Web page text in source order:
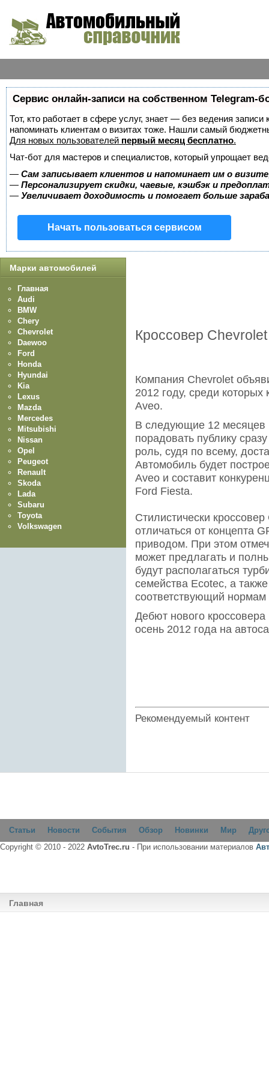
Сервис онлайн-записи на собственном Telegram-
Тот, кто работает в сфере услуг, знает — без ведения
напоминать клиентам о визитах тоже. Нашли самый
Для новых пользователей первый месяц бесплатно.
Чат-бот для мастеров и специалистов, который упрощает
— Сам записывает клиентов и напоминает им о
— Персонализирует скидки, чаевые, кэшбэк и
— Увеличивает доходимость и помогает больше
Начать пользоваться сервисом
Кроссовер
Компания Chevrolet
2012 году, среди которых
Aveo.
В следующие 12 месяцев
порадовать публику
роль, судя по всему,
Автомобиль будет
Aveo и составит
Ford Fiesta.
Стилистически
отличаться от концепта
приводом. При этом
может предлагать и
будут располагаться
семейства Ecotec, а
соответствующий
Дебют нового
осень 2012 года на
Рекомендуемый контент
Марки автомобилей
Главная
Audi
BMW
Chery
Chevrolet
Daewoo
Ford
Honda
Hyundai
Kia
Lexus
Mazda
Mercedes
Mitsubishi
Nissan
Opel
Peugeot
Renault
Skoda
Lada
Subaru
Toyota
Volkswagen
Статьи Новости События Обзор Новинки Мир
Copyright © 2010 - 2022 AvtoTrec.ru - При использовании материалов
Главная